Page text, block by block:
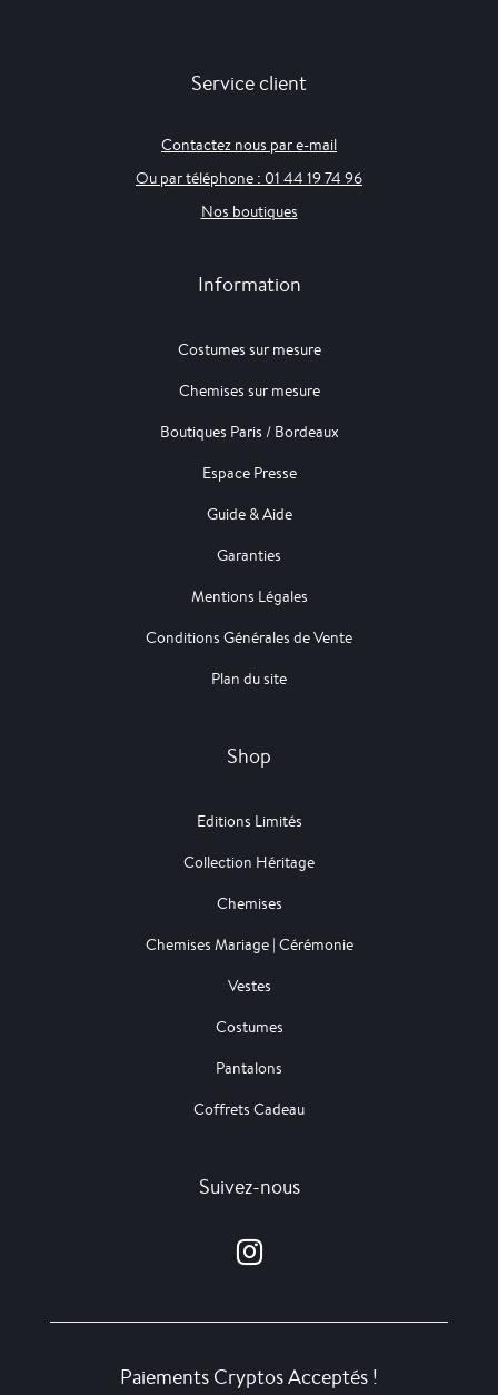
Service client
Contactez nous par e-mail
Ou par téléphone : 01 44 19 74 96
Nos boutiques
Information
Costumes sur mesure
Chemises sur mesure
Boutiques Paris / Bordeaux
Espace Presse
Guide & Aide
Garanties
Mentions Légales
Conditions Générales de Vente
Plan du site
Shop
Editions Limités
Collection Héritage
Chemises
Chemises Mariage | Cérémonie
Vestes
Costumes
Pantalons
Coffrets Cadeau
Suivez-nous
Paiements Cryptos Acceptés !